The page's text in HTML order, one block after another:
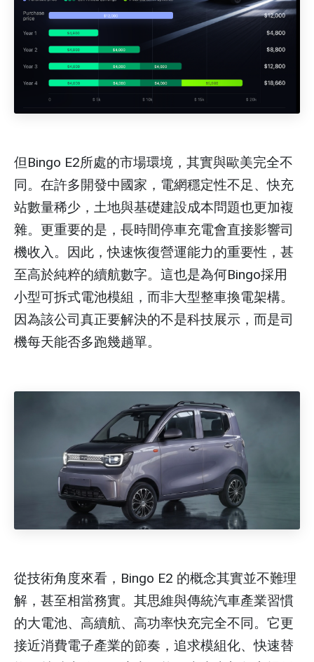
但Bingo E2所處的市場環境，其實與歐美完全不
同。在許多開發中國家，電網穩定性不足、快充
站數量稀少，土地與基礎建設成本問題也更加複
雜。更重要的是，長時間停車充電會直接影響司
機收入。因此，快速恢復營運能力的重要性，甚
至高於純粹的續航數字。這也是為何Bingo採用
小型可拆式電池模組，而非大型整車換電架構。
因為該公司真正要解決的不是科技展示，而是司
機每天能否多跑幾趟單。
從技術角度來看，Bingo E2 的概念其實並不難理
解，甚至相當務實。其思維與傳統汽車產業習慣
的大電池、高續航、高功率快充完全不同。它更
接近消費電子產業的節奏，追求模組化、快速替